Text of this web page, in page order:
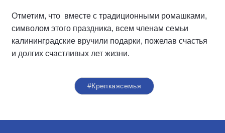
Отметим, что вместе с традиционными ромашками,
символом этого праздника, всем членам семьи
калининградские вручили подарки, пожелав счастья
и долгих счастливых лет жизни.
#Крепкаясемья